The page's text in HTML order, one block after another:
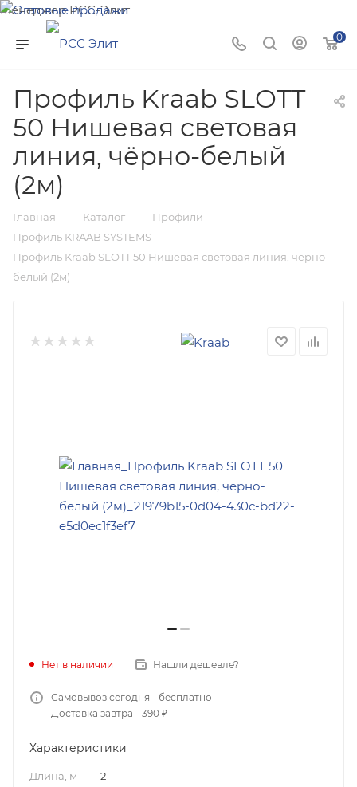
Менеджер РСС-Элит
Напишите нам и мы поможем подобрать товар именно
для Вас!
0
Профиль Kraab SLOTT
50 Нишевая световая
линия, чёрно-белый
(2м)
Главная — Каталог — Профили —
Профиль KRAAB SYSTEMS —
Профиль Kraab SLOTT 50 Нишевая световая линия, чёрно-
белый (2м)
Нет в наличии Нашли дешевле?
Самовывоз сегодня - бесплатно
Доставка завтра - 390 ₽
Характеристики
Длина, м — 2